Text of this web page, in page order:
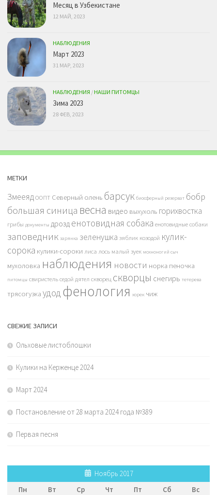
Месяц в Узбекистане
12 МАЙ, 2023
НАБЛЮДЕНИЯ
Март 2023
31 МАР, 2023
НАБЛЮДЕНИЯ /НАШИ ПИТОМЦЫ
Зима 2023
28 ФЕВ, 2023
МЕТКИ
ЗмееядООПТ Северный олень барсук биосферный резерват бобр
большая синица весна видео выхухоль горихвостка
грибы документы дрозд енотовидная собака енотовидные собаки
заповедник зарянка зеленушка зяблик козодой кулик-
сорока кулики-сороки лиса лось малый зуек мохноногий сыч
мухоловка наблюдения новости норка пеночка
питомцы свиристельседой дятел скворец скворцы снегирь тетерева
трясогузка удод фенология хорек чиж
СВЕЖИЕ ЗАПИСИ
Ольховые листоблошки
Кулики на Керженце 2024
Март 2024
Постановление от 28 марта 2024 года №389
Первая песня
Ноябрь 2017
Пн
Вт Ср Чт Пт Сб
Вс